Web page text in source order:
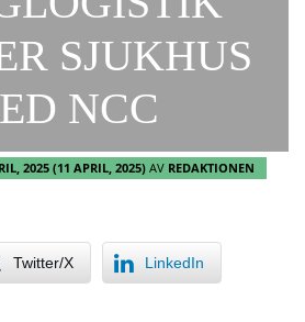
SJUKHUS
NCC
2025 (11 APRIL, 2025) AV REDAKTIONEN
Twitter/X LinkedIn